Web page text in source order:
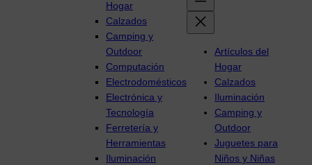
Hogar
Calzados
Camping y
Outdoor
Computación
Electrodomésticos
Electrónica y
Tecnología
Ferretería y
Herramientas
Iluminación
Artículos del
Hogar
Calzados
Iluminación
Camping y
Outdoor
Juguetes para
Niños y Niñas